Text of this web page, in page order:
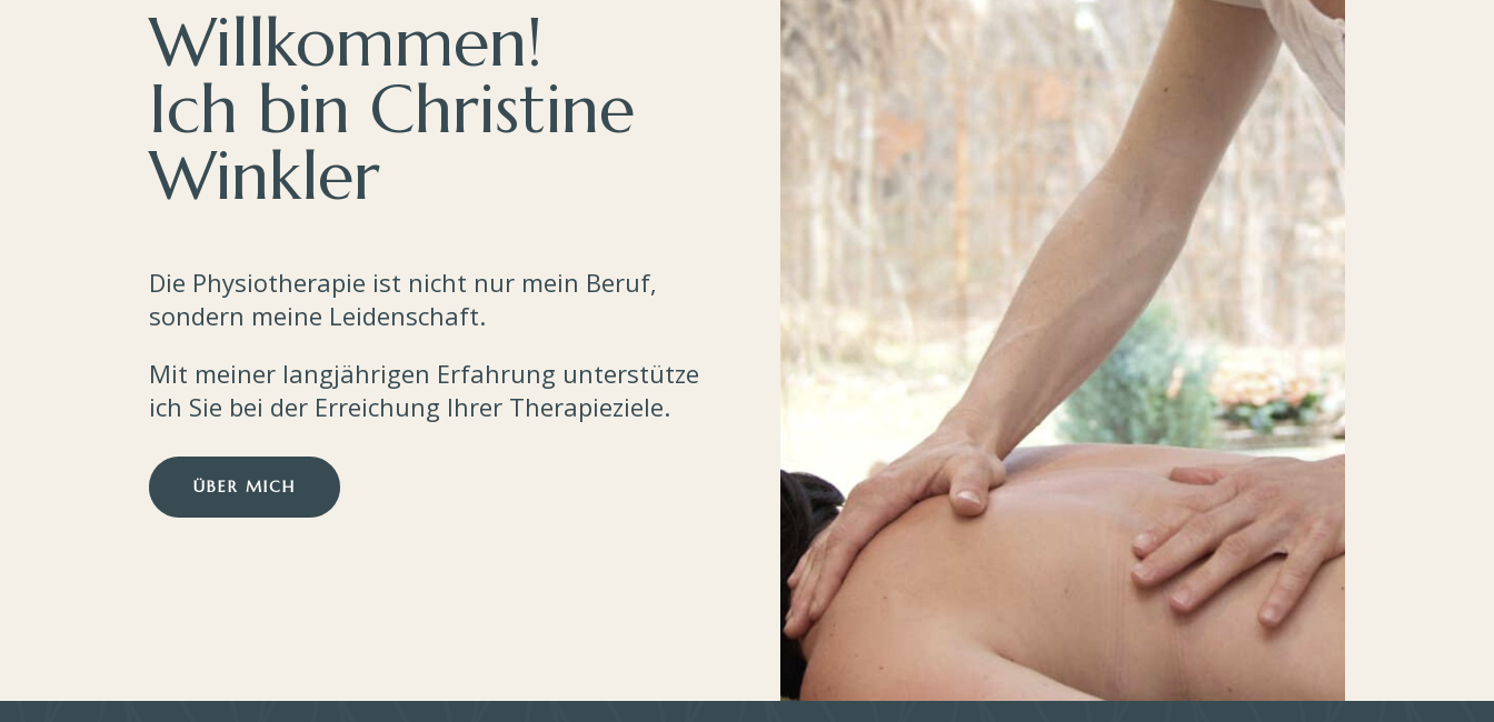
Willkommen!
Ich bin Christine
Winkler
Die Physiotherapie ist nicht nur mein Beruf,
sondern meine Leidenschaft.
Mit meiner langjährigen Erfahrung unterstütze
ich Sie bei der Erreichung Ihrer Therapieziele.
ÜBER MICH